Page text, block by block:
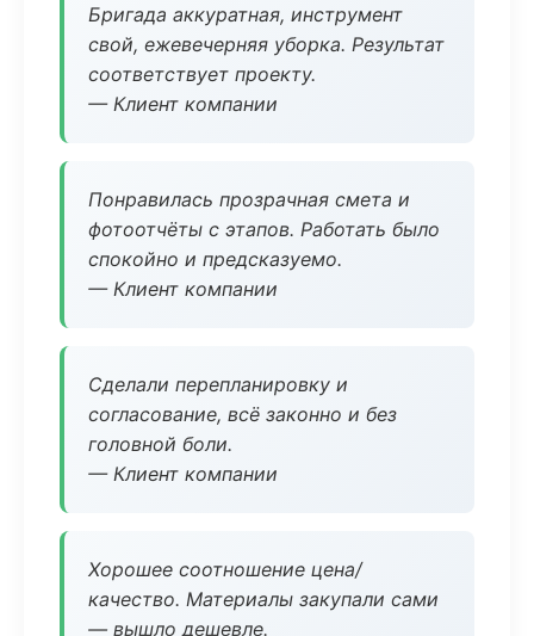
Бригада аккуратная, инструмент
свой, ежевечерняя уборка. Результат
соответствует проекту.
— Клиент компании
Понравилась прозрачная смета и
фотоотчёты с этапов. Работать было
спокойно и предсказуемо.
— Клиент компании
Сделали перепланировку и
согласование, всё законно и без
головной боли.
— Клиент компании
Хорошее соотношение цена/
качество. Материалы закупали сами
— вышло дешевле.